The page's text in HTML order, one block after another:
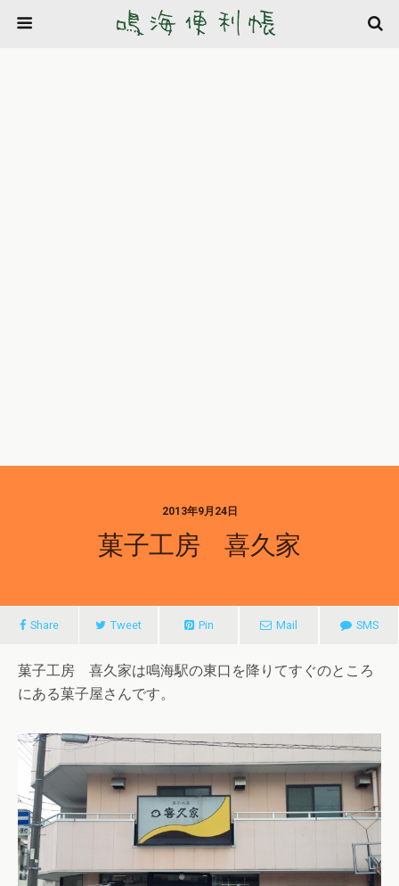
2013年9月24日
菓子工房 喜久家
Share Tweet Pin Mail SMS
菓子工房 喜久家は鳴海駅の東口を降りてすぐのところ
にある菓子屋さんです。